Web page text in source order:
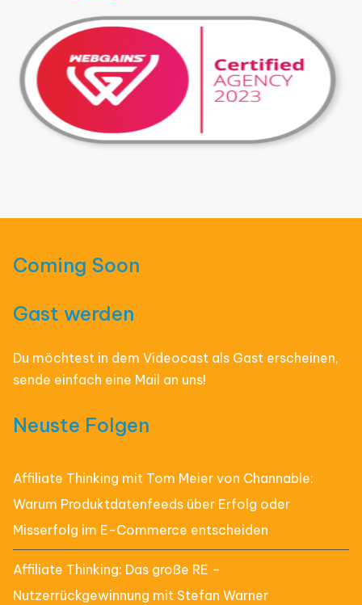
Coming Soon
Gast werden
Du möchtest in dem Videocast als Gast erscheinen,
sende einfach eine Mail an uns!
Neuste Folgen
Affiliate Thinking mit Tom Meier von Channable:
Warum Produktdatenfeeds über Erfolg oder
Misserfolg im E-Commerce entscheiden
Affiliate Thinking: Das große RE –
Nutzerrückgewinnung mit Stefan Warner